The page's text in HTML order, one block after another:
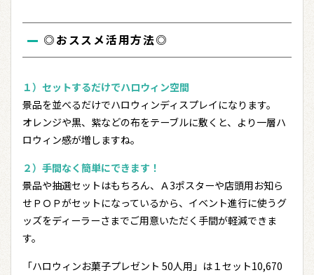
◎おススメ活用方法◎
１）セットするだけでハロウィン空間
景品を並べるだけでハロウィンディスプレイになります。
オレンジや黒、紫などの布をテーブルに敷くと、より一層ハ
ロウィン感が増しますね。
２）手間なく簡単にできます！
景品や抽選セットはもちろん、Ａ3ポスターや店頭用お知ら
せＰＯＰがセットになっているから、イベント進行に使うグ
ッズをディーラーさまでご用意いただく手間が軽減できま
す。
「ハロウィンお菓子プレゼント 50人用」は１セット10,670